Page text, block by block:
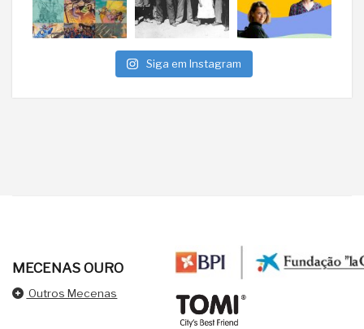
Siga em Instagram
MECENAS OURO
Outros Mecenas